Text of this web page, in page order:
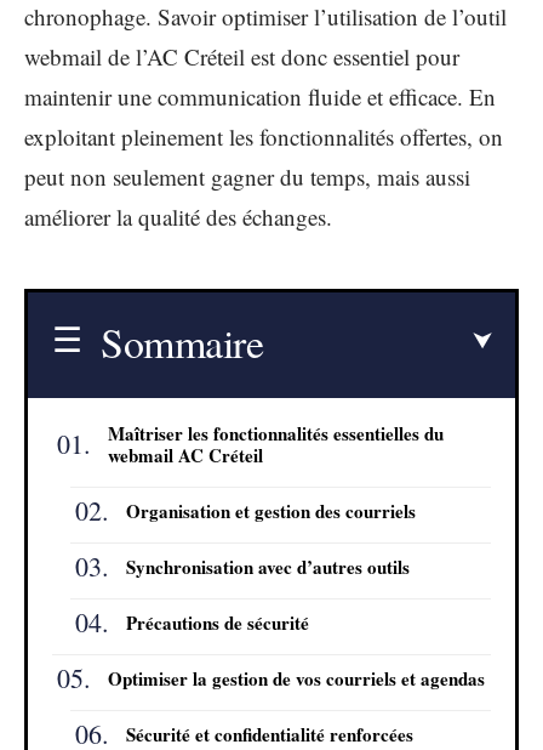
chronophage. Savoir optimiser l’utilisation de l’outil
webmail de l’AC Créteil est donc essentiel pour
maintenir une communication fluide et efficace. En
exploitant pleinement les fonctionnalités offertes, on
peut non seulement gagner du temps, mais aussi
améliorer la qualité des échanges.
Sommaire
Maîtriser les fonctionnalités essentielles du
webmail AC Créteil
Organisation et gestion des courriels
Synchronisation avec d’autres outils
Précautions de sécurité
Optimiser la gestion de vos courriels et agendas
Sécurité et confidentialité renforcées